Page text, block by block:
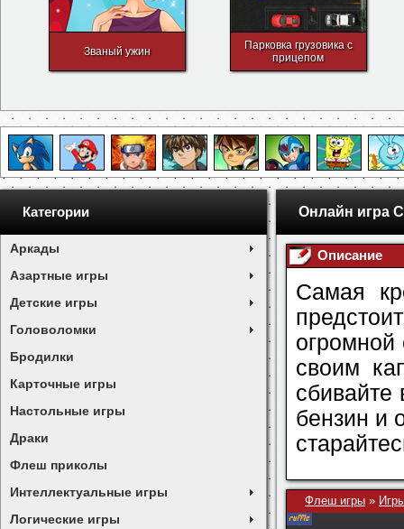
Званый ужин
Парковка грузовика с
прицепом
Категории
Аркады
Азартные игры
Детские игры
Головоломки
Бродилки
Карточные игры
Настольные игры
Драки
Флеш приколы
Интеллектуальные игры
Логические игры
Онлайн игра
Описание
Самая
своим
сбивайте
бензин и
Флеш игры »